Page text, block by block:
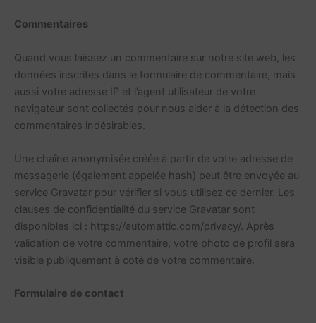
Commentaires
Quand vous laissez un commentaire sur notre site web, les
données inscrites dans le formulaire de commentaire, mais
aussi votre adresse IP et l’agent utilisateur de votre
navigateur sont collectés pour nous aider à la détection des
commentaires indésirables.
Une chaîne anonymisée créée à partir de votre adresse de
messagerie (également appelée hash) peut être envoyée au
service Gravatar pour vérifier si vous utilisez ce dernier. Les
clauses de confidentialité du service Gravatar sont
disponibles ici : https://automattic.com/privacy/. Après
validation de votre commentaire, votre photo de profil sera
visible publiquement à coté de votre commentaire.
Formulaire de contact